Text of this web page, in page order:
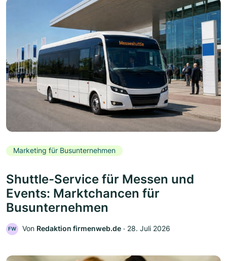
Marketing für Busunternehmen
Shuttle-Service für Messen und
Events: Marktchancen für
Busunternehmen
FW Von Redaktion firmenweb.de ‧ 28. Juli 2026